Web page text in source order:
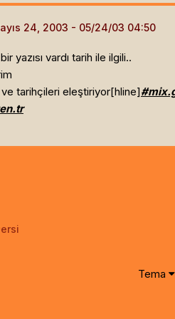
24, 2003
yazısı vardı tarih ile ilgili..
ve tarihçileri eleştiriyor[hline]
Tema